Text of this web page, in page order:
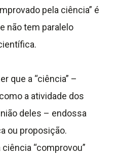
pela ciência” é
não tem paralelo
que a “ciência” –
a atividade dos
deles – endossa
ou proposição.
“comprovou”